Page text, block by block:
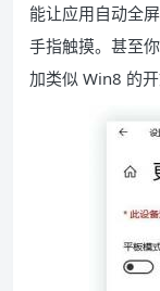
能让应用自动全
手指触摸。甚至
加类似 Win8 的开